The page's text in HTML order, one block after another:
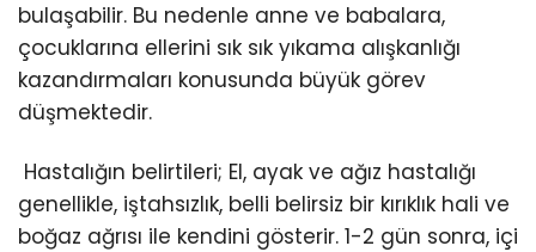
bulaşabilir. Bu nedenle anne ve babalara,
çocuklarına ellerini sık sık yıkama alışkanlığı
kazandırmaları konusunda büyük görev
düşmektedir.
Hastalığın belirtileri; El, ayak ve ağız hastalığı
genellikle, iştahsızlık, belli belirsiz bir kırıklık hali ve
boğaz ağrısı ile kendini gösterir. 1-2 gün sonra, içi